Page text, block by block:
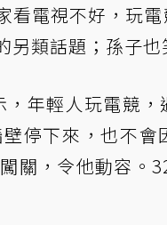
看電視不好，玩
類話題；孫子也
年輕人玩電競
停下來，也不會
關，令他動容。